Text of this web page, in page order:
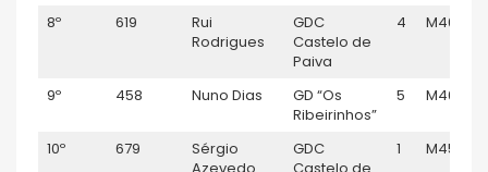
8º 619
Rui
Rodrigues
GDC
Castelo de
Paiva
4 M40
9º 458 Nuno Dias
GD “Os
Ribeirinhos”
5 M40
10º 679
Sérgio
GDC
1 M45